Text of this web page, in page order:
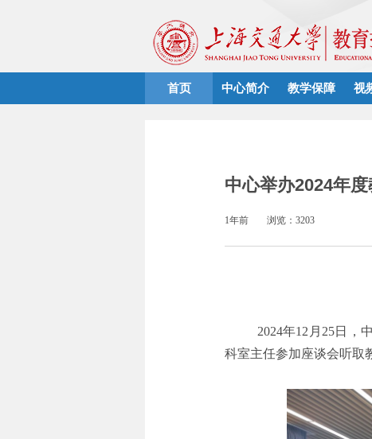
首页 中心简介 教学保障 视
中心举办2024年
1年前 浏览：3203
2024年12 月 25日，
科室主任参加座谈会听取